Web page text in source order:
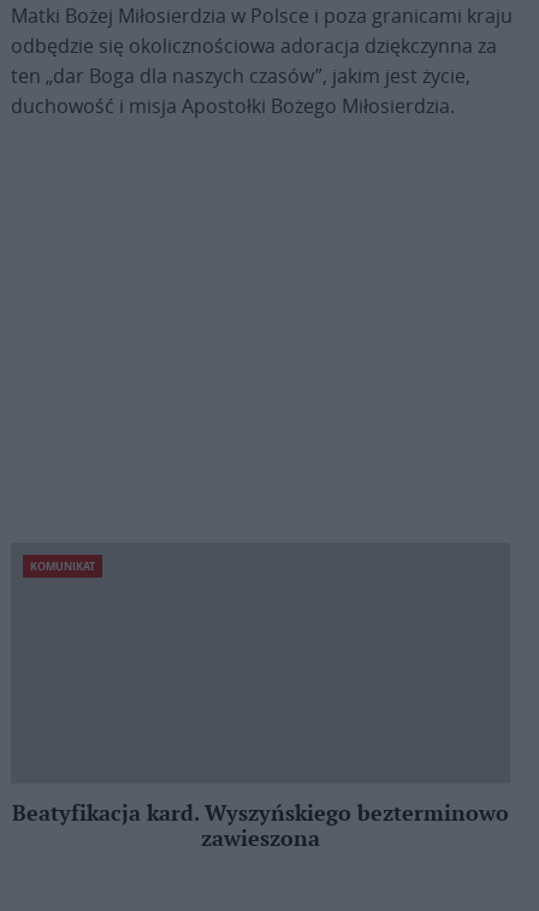
Matki Bożej Miłosierdzia w Polsce i poza granicami kraju
odbędzie się okolicznościowa adoracja dziękczynna za
ten „dar Boga dla naszych czasów”, jakim jest życie,
duchowość i misja Apostołki Bożego Miłosierdzia.
KOMUNIKAT
Beatyfikacja kard. Wyszyńskiego bezterminowo
zawieszona